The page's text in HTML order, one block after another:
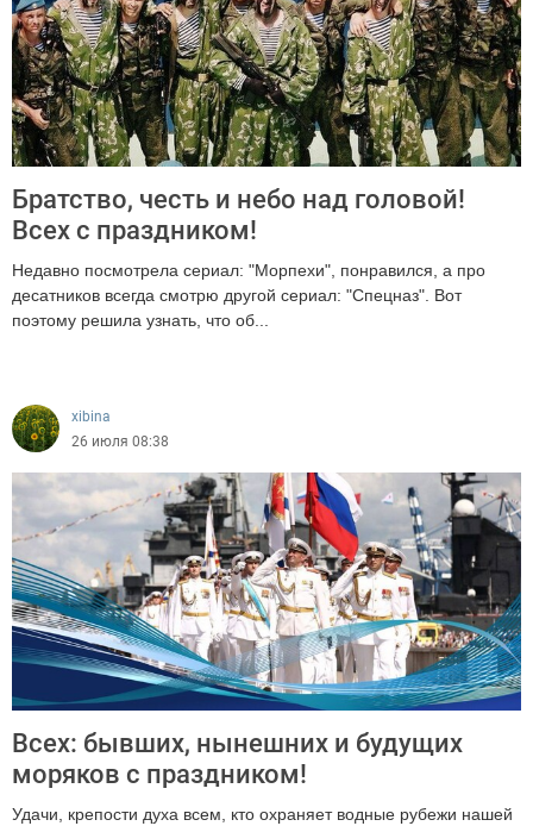
Братство, честь и небо над головой!
Всех с праздником!
Недавно посмотрела сериал: "Морпехи", понравился, а про
десатников всегда смотрю другой сериал: "Спецназ". Вот
поэтому решила узнать, что об...
xibina
26 июля 08:38
Всех: бывших, нынешних и будущих
моряков с праздником!
Удачи, крепости духа всем, кто охраняет водные рубежи нашей